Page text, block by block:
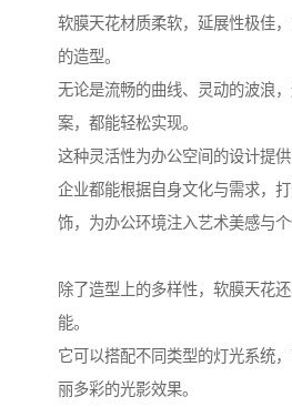
软膜天花材质柔软，延展性极佳
的造型。
无论是流畅的曲线、灵动的波浪
案，都能轻松实现。
这种灵活性为办公空间的设计提
企业都能根据自身文化与需求，
饰，为办公环境注入艺术美感与个
除了造型上的多样性，软膜天花
能。
它可以搭配不同类型的灯光系统
丽多彩的光影效果。